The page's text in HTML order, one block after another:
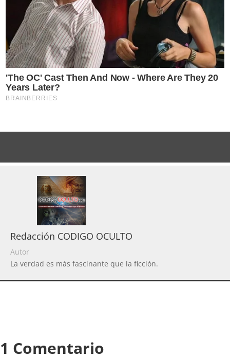
Redacción CODIGO OCULTO
Autor
La verdad es más fascinante que la ficción.
1 Comentario